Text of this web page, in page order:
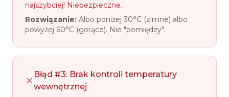
najszybciej! Niebezpieczne.
Rozwiązanie: Albo poniżej 30°C (zimne) albo
powyżej 60°C (gorące). Nie "pomiędzy".
Błąd #3: Brak kontroli temperatury
wewnętrznej